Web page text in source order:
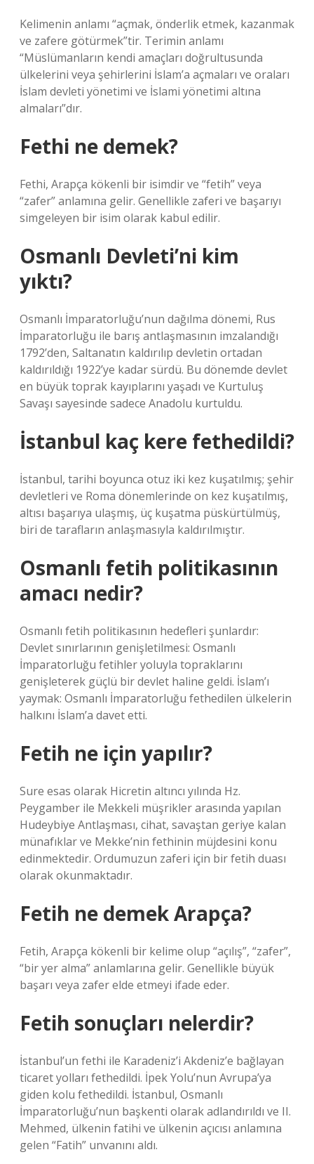
Kelimenin anlamı “açmak, önderlik etmek, kazanmak
ve zafere götürmek”tir. Terimin anlamı
“Müslümanların kendi amaçları doğrultusunda
ülkelerini veya şehirlerini İslam’a açmaları ve oraları
İslam devleti yönetimi ve İslami yönetimi altına
almaları”dır.
Fethi ne demek?
Fethi, Arapça kökenli bir isimdir ve “fetih” veya
“zafer” anlamına gelir. Genellikle zaferi ve başarıyı
simgeleyen bir isim olarak kabul edilir.
Osmanlı Devleti’ni kim
yıktı?
Osmanlı İmparatorluğu’nun dağılma dönemi, Rus
İmparatorluğu ile barış antlaşmasının imzalandığı
1792’den, Saltanatın kaldırılıp devletin ortadan
kaldırıldığı 1922’ye kadar sürdü. Bu dönemde devlet
en büyük toprak kayıplarını yaşadı ve Kurtuluş
Savaşı sayesinde sadece Anadolu kurtuldu.
İstanbul kaç kere fethedildi?
İstanbul, tarihi boyunca otuz iki kez kuşatılmış; şehir
devletleri ve Roma dönemlerinde on kez kuşatılmış,
altısı başarıya ulaşmış, üç kuşatma püskürtülmüş,
biri de tarafların anlaşmasıyla kaldırılmıştır.
Osmanlı fetih politikasının
amacı nedir?
Osmanlı fetih politikasının hedefleri şunlardır:
Devlet sınırlarının genişletilmesi: Osmanlı
İmparatorluğu fetihler yoluyla topraklarını
genişleterek güçlü bir devlet haline geldi. İslam’ı
yaymak: Osmanlı İmparatorluğu fethedilen ülkelerin
halkını İslam’a davet etti.
Fetih ne için yapılır?
Sure esas olarak Hicretin altıncı yılında Hz.
Peygamber ile Mekkeli müşrikler arasında yapılan
Hudeybiye Antlaşması, cihat, savaştan geriye kalan
münafıklar ve Mekke’nin fethinin müjdesini konu
edinmektedir. Ordumuzun zaferi için bir fetih duası
olarak okunmaktadır.
Fetih ne demek Arapça?
Fetih, Arapça kökenli bir kelime olup “açılış”, “zafer”,
“bir yer alma” anlamlarına gelir. Genellikle büyük
başarı veya zafer elde etmeyi ifade eder.
Fetih sonuçları nelerdir?
İstanbul’un fethi ile Karadeniz’i Akdeniz’e bağlayan
ticaret yolları fethedildi. İpek Yolu’nun Avrupa’ya
giden kolu fethedildi. İstanbul, Osmanlı
İmparatorluğu’nun başkenti olarak adlandırıldı ve II.
Mehmed, ülkenin fatihi ve ülkenin açıcısı anlamına
gelen “Fatih” unvanını aldı.